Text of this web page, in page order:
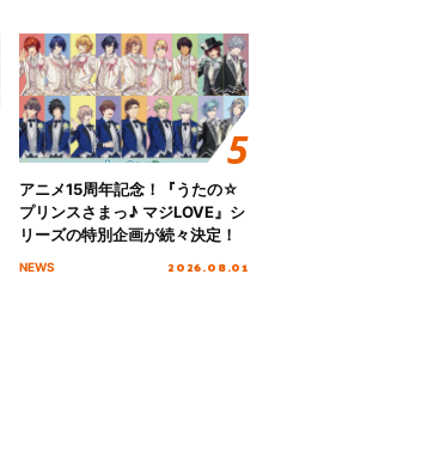
アニメ15周年記念！『うたの☆
プリンスさまっ♪ マジLOVE』シ
リーズの特別企画が続々決定！
NEWS 2026.08.01